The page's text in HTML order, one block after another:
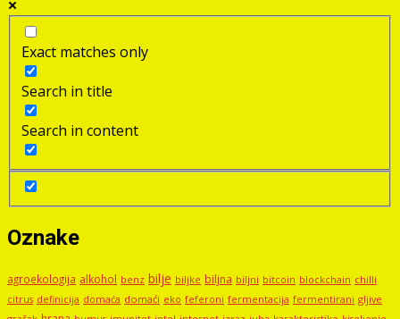
Exact matches only
Search in title
Search in content
Oznake
agroekologija alkohol benz bilje biljke biljna biljni bitcoin blockchain chilli
citrus definicija domaća domaći eko feferoni fermentacija fermentirani gljive